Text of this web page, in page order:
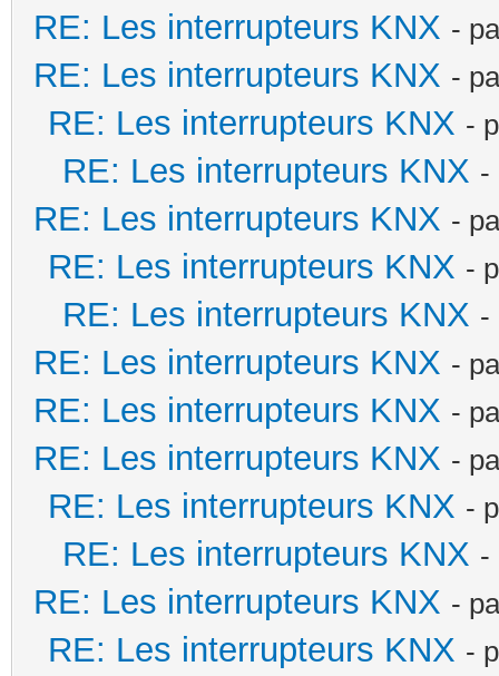
RE: Les interrupteurs KNX -
RE: Les interrupteurs KNX -
RE: Les interrupteurs KNX -
RE: Les interrupteurs KNX -
RE: Les interrupteurs KNX -
RE: Les interrupteurs KNX -
RE: Les interrupteurs KNX -
RE: Les interrupteurs KNX -
RE: Les interrupteurs KNX -
RE: Les interrupteurs KNX -
RE: Les interrupteurs KNX -
RE: Les interrupteurs KNX -
RE: Les interrupteurs KNX -
RE: Les interrupteurs KNX -